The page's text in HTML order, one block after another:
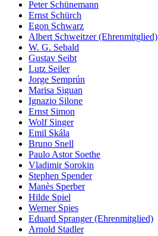
Peter Schünemann
Ernst Schürch
Egon Schwarz
Albert Schweitzer (Ehrenmitglied)
W. G. Sebald
Gustav Seibt
Lutz Seiler
Jorge Semprún
Marisa Siguan
Ignazio Silone
Ernst Simon
Wolf Singer
Emil Skála
Bruno Snell
Paulo Astor Soethe
Vladimir Sorokin
Stephen Spender
Manès Sperber
Hilde Spiel
Werner Spies
Eduard Spranger (Ehrenmitglied)
Arnold Stadler